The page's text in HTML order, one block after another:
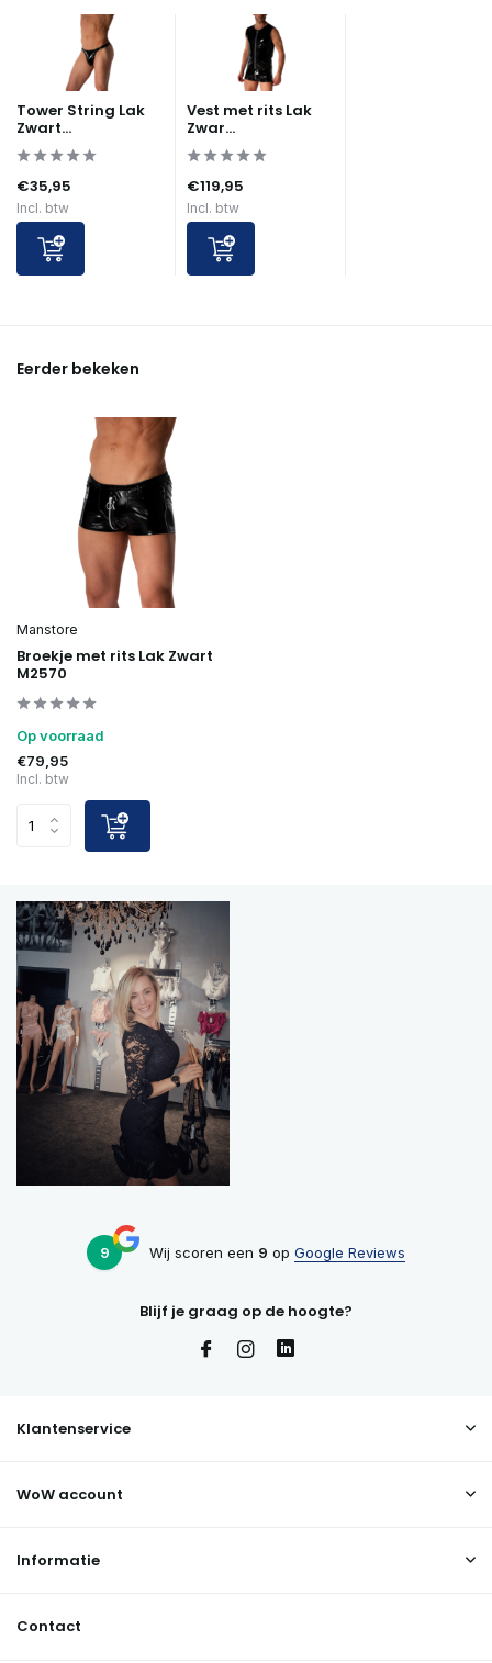
Tower String Lak
Zwart...
€35,95
Incl. btw
Vest met rits Lak
Zwar...
€119,95
Incl. btw
Eerder bekeken
Manstore
Broekje met rits Lak Zwart
M2570
Op voorraad
€79,95
Incl. btw
9 Wij scoren een 9 op Google Reviews
Blijf je graag op de hoogte?
Klantenservice
WoW account
Informatie
Contact